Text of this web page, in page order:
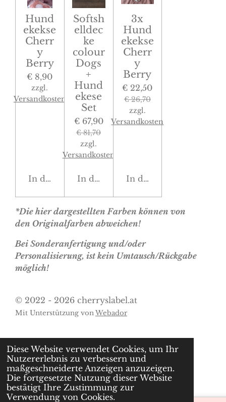
Diese Website verwendet Cookies, um Ihr
Nutzererlebnis zu verbessern und
maßgeschneiderte Anzeigen anzuzeigen.
Die fortgesetzte Nutzung dieser Website
bestätigt Ihre Zustimmung zur
Verwendung von Cookies.
Hund
ekekse
Cherr
y
Berry
€ 8,90
zzgl.
Versandkosten
In den Warenkorb
Softsh
elldec
ke
colour
Dogs
+
Hund
ekese
Set
€ 67,90
€ 81,70
zzgl.
Versandkosten
In den Warenkorb
3x
Hund
ekekse
Cherr
y
Berry
€ 22,50
€ 26,70
zzgl.
Versandkosten
In den Warenkorb
*Die hier dargestellten Farben können von
den Originalfarben abweichen!
Bei Sonderanfertigung und/oder
Personalisierung, ist kein Umtausch/Rückgabe
möglich!
© 2022 - 2026 cherryslabel.at
Mit Unterstützung vonWebador